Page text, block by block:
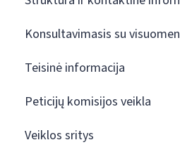
Konsultavimasis su
Teisinė informacija
Peticijų komisijos veikla
Veiklos sritys